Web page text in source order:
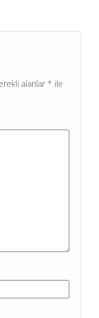
alanlar * ile